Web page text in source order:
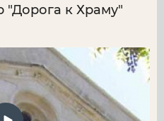
"Дорога к Храму"